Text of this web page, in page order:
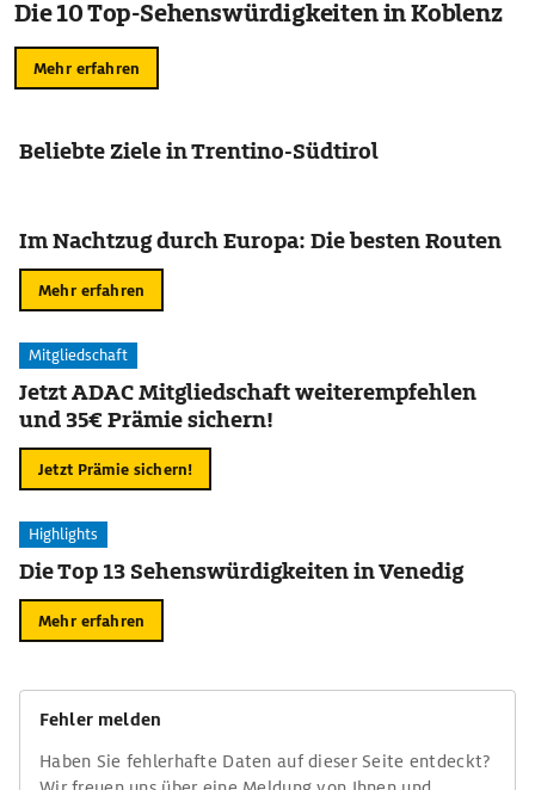
Die 10 Top-Sehenswürdigkeiten in Koblenz
Mehr erfahren
Beliebte Ziele in Trentino-Südtirol
Im Nachtzug durch Europa: Die besten Routen
Mehr erfahren
Mitgliedschaft
Jetzt ADAC Mitgliedschaft weiterempfehlen
und 35€ Prämie sichern!
Jetzt Prämie sichern!
Highlights
Die Top 13 Sehenswürdigkeiten in Venedig
Mehr erfahren
Fehler melden
Haben Sie fehlerhafte Daten auf dieser Seite entdeckt?